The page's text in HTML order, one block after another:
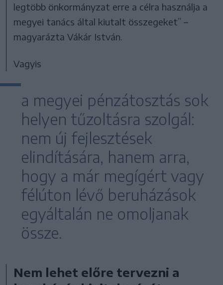
legtöbb önkormányzat erre a célra használja a
megyei tanács által kiutalt összegeket” –
magyarázta Vákár István.
Vagyis
a megyei pénzátosztás sok
helyen tűzoltásra szolgál:
nem új fejlesztések
elindítására, hanem arra,
hogy a már megígért vagy
félúton lévő beruházások
egyáltalán ne omoljanak
össze.
Nem lehet előre tervezni a